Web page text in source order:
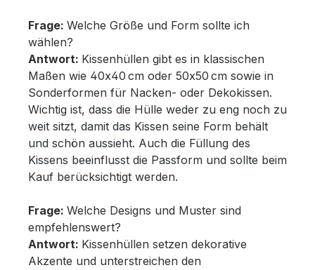
Frage: Welche Größe und Form sollte ich
wählen?
Antwort: Kissenhüllen gibt es in klassischen
Maßen wie 40x40 cm oder 50x50 cm sowie in
Sonderformen für Nacken- oder Dekokissen.
Wichtig ist, dass die Hülle weder zu eng noch zu
weit sitzt, damit das Kissen seine Form behält
und schön aussieht. Auch die Füllung des
Kissens beeinflusst die Passform und sollte beim
Kauf berücksichtigt werden.
Frage: Welche Designs und Muster sind
empfehlenswert?
Antwort: Kissenhüllen setzen dekorative
Akzente und unterstreichen den